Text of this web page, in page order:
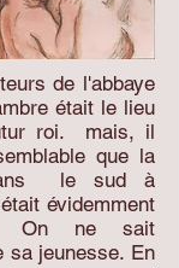
de l'abbaye
était le lieu
roi. mais, il
que la
le sud à
évidemment
On ne sait
sa jeunesse. En